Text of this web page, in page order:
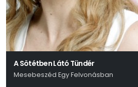
A Sötétben Látó Tündér
Mesebeszéd Egy Felvonásban